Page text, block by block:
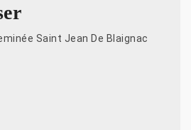
Saint Jean De Blaignac